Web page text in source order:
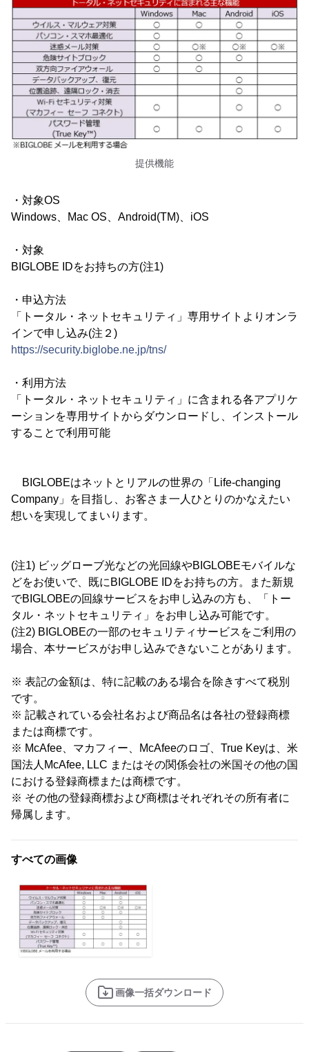
提供機能
・対象OS
Windows、Mac OS、Android(TM)、iOS
・対象
BIGLOBE IDをお持ちの方(注1)
・申込方法
「トータル・ネットセキュリティ」専用サイトよりオンラ
インで申し込み(注２)
https://security.biglobe.ne.jp/tns/
・利用方法
「トータル・ネットセキュリティ」に含まれる各アプリケ
ーションを専用サイトからダウンロードし、インストール
することで利用可能
BIGLOBEはネットとリアルの世界の「Life-changing
Company」を目指し、お客さま一人ひとりのかなえたい
想いを実現してまいります。
(注1) ビッグローブ光などの光回線やBIGLOBEモバイルな
どをお使いで、既にBIGLOBE IDをお持ちの方。また新規
でBIGLOBEの回線サービスをお申し込みの方も、「トー
タル・ネットセキュリティ」をお申し込み可能です。
(注2) BIGLOBEの一部のセキュリティサービスをご利用の
場合、本サービスがお申し込みできないことがあります。
※ 表記の金額は、特に記載のある場合を除きすべて税別
です。
※ 記載されている会社名および商品名は各社の登録商標
または商標です。
※ McAfee、マカフィー、McAfeeのロゴ、True Keyは、米
国法人McAfee, LLC またはその関係会社の米国その他の国
における登録商標または商標です。
※ その他の登録商標および商標はそれぞれその所有者に
帰属します。
すべての画像
画像一括ダウンロード